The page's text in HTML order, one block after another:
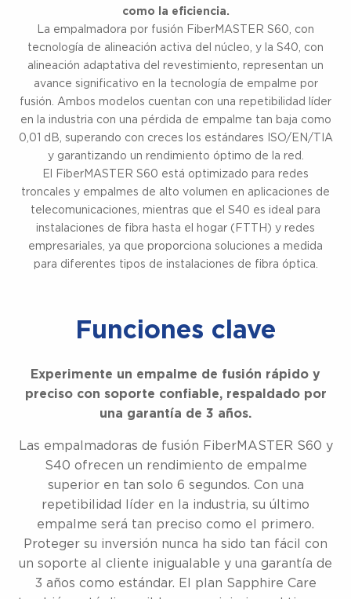
como la eficiencia.
La empalmadora por fusión FiberMASTER S60, con
tecnología de alineación activa del núcleo, y la S40, con
alineación adaptativa del revestimiento, representan un
avance significativo en la tecnología de empalme por
fusión. Ambos modelos cuentan con una repetibilidad líder
en la industria con una pérdida de empalme tan baja como
0,01 dB, superando con creces los estándares ISO/EN/TIA
y garantizando un rendimiento óptimo de la red.
El FiberMASTER S60 está optimizado para redes
troncales y empalmes de alto volumen en aplicaciones de
telecomunicaciones, mientras que el S40 es ideal para
instalaciones de fibra hasta el hogar (FTTH) y redes
empresariales, ya que proporciona soluciones a medida
para diferentes tipos de instalaciones de fibra óptica.
Funciones clave
Experimente un empalme de fusión rápido y
preciso con soporte confiable, respaldado por
una garantía de 3 años.
Las empalmadoras de fusión FiberMASTER S60 y
S40 ofrecen un rendimiento de empalme
superior en tan solo 6 segundos. Con una
repetibilidad líder en la industria, su último
empalme será tan preciso como el primero.
Proteger su inversión nunca ha sido tan fácil con
un soporte al cliente inigualable y una garantía de
3 años como estándar. El plan Sapphire Care
Robusto y fiable.
Rendimiento confiable.
Repetibilidad consistente.